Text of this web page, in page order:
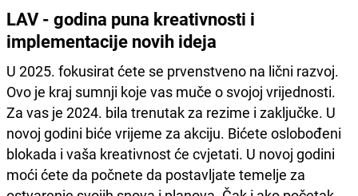
LAV - godina puna kreativnosti i
implementacije novih ideja
U 2025. fokusirat ćete se prvenstveno na lični razvoj.
Ovo je kraj sumnji koje vas muče o svojoj vrijednosti.
Za vas je 2024. bila trenutak za rezime i zaključke. U
novoj godini biće vrijeme za akciju. Bićete oslobođeni
blokada i vaša kreativnost će cvjetati. U novoj godini
moći ćete da počnete da postavljate temelje za